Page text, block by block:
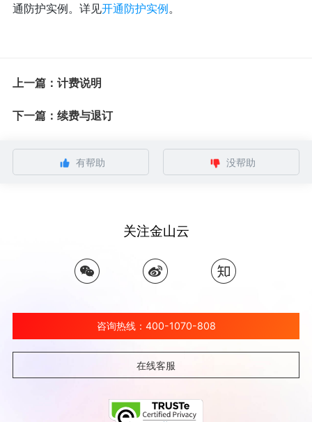
通防护实例。详见开通防护实例。
上一篇：计费说明
下一篇：续费与退订
有帮助 没帮助
关注金山云
咨询热线：400-1070-808
在线客服